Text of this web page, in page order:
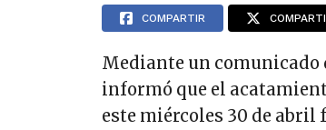
COMPARTIR
Mediante un comunicado
informó que el
este miércoles 30 de abril